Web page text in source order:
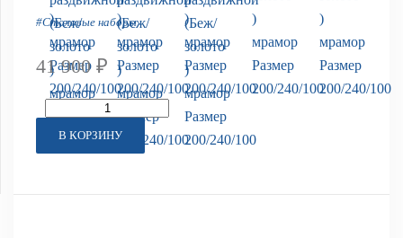
#Столовые наборы
41 900 ₽
В КОРЗИНУ